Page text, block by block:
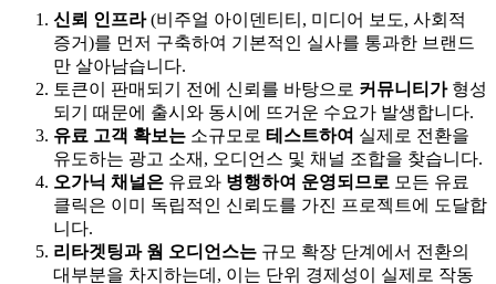
신뢰 인프라(비주얼 아이덴티티, 미디어 보도, 사회적
증거)를 먼저 구축하여 기본적인 실사를 통과한 브랜드
만 살아남습니다.
토큰이 판매되기 전에 신뢰를 바탕으로 커뮤니티가형성
되기 때문에 출시와 동시에 뜨거운 수요가 발생합니다.
유료 고객 확보는 소규모로 테스트하여 실제로 전환을
유도하는 광고 소재, 오디언스 및 채널 조합을 찾습니다.
오가닉 채널은 유료와 병행하여 운영되므로 모든 유료
클릭은 이미 독립적인 신뢰도를 가진 프로젝트에 도달합
니다.
리타겟팅과 웜 오디언스는 규모 확장 단계에서 전환의
대부분을 차지하는데, 이는 단위 경제성이 실제로 작동